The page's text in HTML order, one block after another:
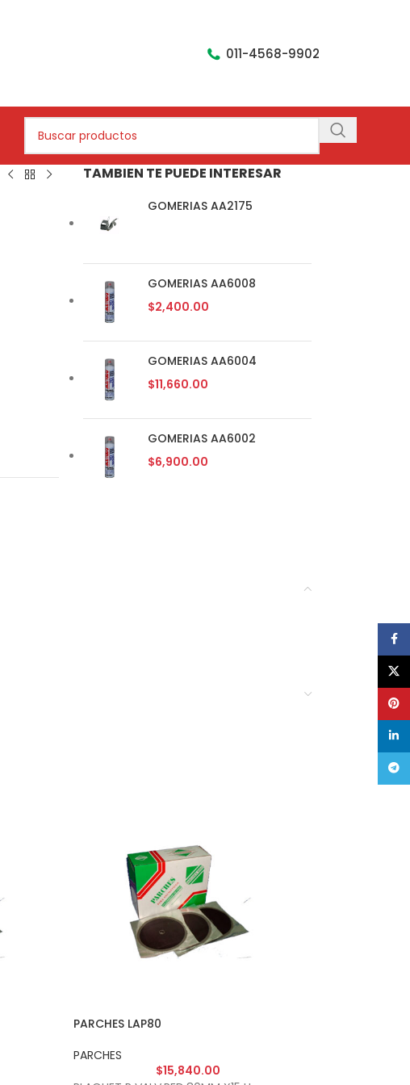
011-4568-9902
TAMBIEN TE PUEDE INTERESAR
GOMERIAS AA2175
GOMERIAS AA6008
$2,400.00
GOMERIAS AA6004
$11,660.00
GOMERIAS AA6002
$6,900.00
PARCHES LAP80
PARCHES
$15,840.00